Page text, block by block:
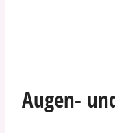
Augen-